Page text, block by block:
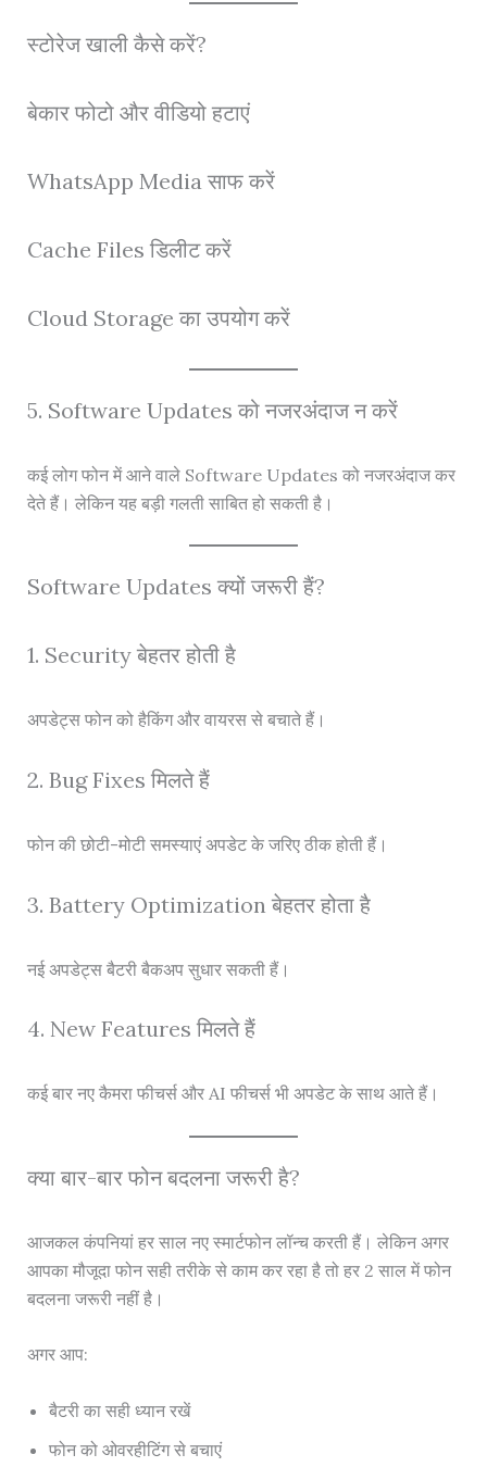
स्टोरेज खाली कैसे करें?
बेकार फोटो और वीडियो हटाएं
WhatsApp Media साफ करें
Cache Files डिलीट करें
Cloud Storage का उपयोग करें
5. Software Updates को नजरअंदाज न करें
कई लोग फोन में आने वाले Software Updates को नजरअंदाज कर
देते हैं। लेकिन यह बड़ी गलती साबित हो सकती है।
Software Updates क्यों जरूरी हैं?
1. Security बेहतर होती है
अपडेट्स फोन को हैकिंग और वायरस से बचाते हैं।
2. Bug Fixes मिलते हैं
फोन की छोटी-मोटी समस्याएं अपडेट के जरिए ठीक होती हैं।
3. Battery Optimization बेहतर होता है
नई अपडेट्स बैटरी बैकअप सुधार सकती हैं।
4. New Features मिलते हैं
कई बार नए कैमरा फीचर्स और AI फीचर्स भी अपडेट के साथ आते हैं।
क्या बार-बार फोन बदलना जरूरी है?
आजकल कंपनियां हर साल नए स्मार्टफोन लॉन्च करती हैं। लेकिन अगर
आपका मौजूदा फोन सही तरीके से काम कर रहा है तो हर 2 साल में फोन
बदलना जरूरी नहीं है।
अगर आप:
बैटरी का सही ध्यान रखें
फोन को ओवरहीटिंग से बचाएं